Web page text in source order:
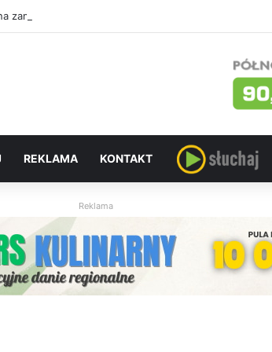
zamku. W sobotę „Ostatni pojedynek”
REKLAMA KONTAKT
Reklama